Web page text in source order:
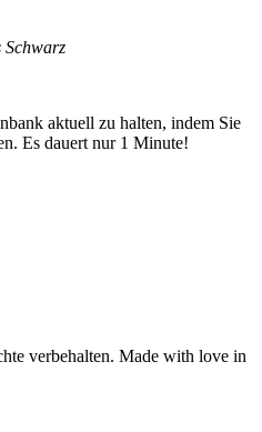
Schwarz
aktuell zu halten, indem Sie
Es dauert nur 1 Minute!
verbehalten. Made with love in